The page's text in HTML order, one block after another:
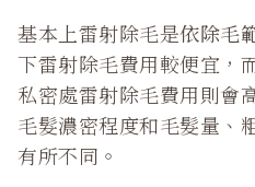
基本上雷射除毛是依除毛
下雷射除毛費用較便宜，
私密處雷射除毛費用則會
毛髮濃密程度和毛髮量、
有所不同。